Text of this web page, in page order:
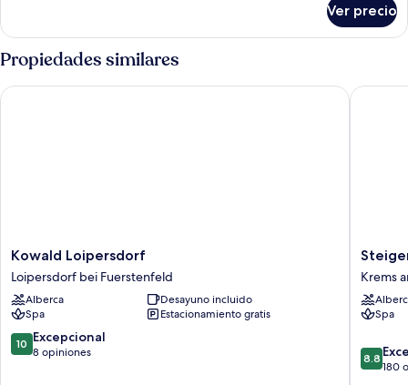
doble
C)
Ver precio
Propiedades similares
Kowald
Loipersdorf
Loipersdorf
bei
Fuerstenfeld
Kowald Loipersdorf
Loipersdorf bei Fuerstenfeld
Alberca
Desayuno incluido
Spa
Estacionamiento gratis
10.0
de
10 Excepcional
8 opiniones
Kowald Loipersdorf
Hotel
&
Spa
Krems
an
der
Krems
Spa
8.8
de
8.8
180